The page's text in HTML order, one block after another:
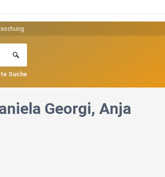
Suche
Georgi, Anja